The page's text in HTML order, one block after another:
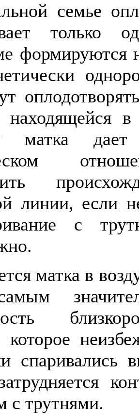
семье
только
формируются
находящейся
матка дает
линии, если
с
матка в
которое
спаривались
с трутнями.